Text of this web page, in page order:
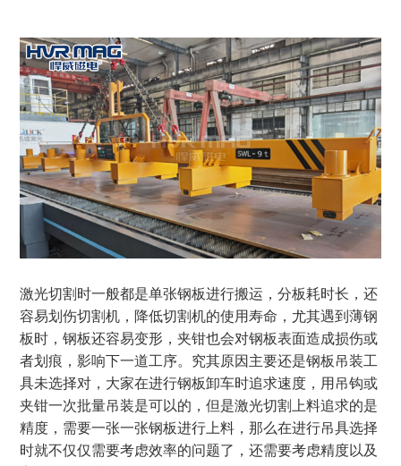
激光切割时一般都是单张钢板进行搬运，分板耗时长，还
容易划伤切割机，降低切割机的使用寿命，尤其遇到薄钢
板时，钢板还容易变形，夹钳也会对钢板表面造成损伤或
者划痕，影响下一道工序。究其原因主要还是钢板吊装工
具未选择对，大家在进行钢板卸车时追求速度，用吊钩或
夹钳一次批量吊装是可以的，但是激光切割上料追求的是
精度，需要一张一张钢板进行上料，那么在进行吊具选择
时就不仅仅需要考虑效率的问题了，还需要考虑精度以及